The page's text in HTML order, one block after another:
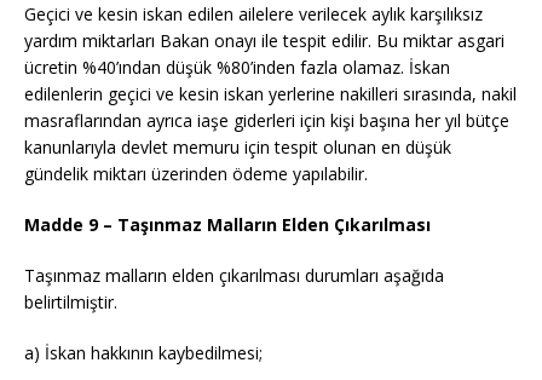
Geçici ve kesin iskan edilen ailelere verilecek aylık karşılıksız
yardım miktarları Bakan onayı ile tespit edilir. Bu miktar asgari
ücretin %40’ından düşük %80’inden fazla olamaz. İskan
edilenlerin geçici ve kesin iskan yerlerine nakilleri sırasında, nakil
masraflarından ayrıca iaşe giderleri için kişi başına her yıl bütçe
kanunlarıyla devlet memuru için tespit olunan en düşük
gündelik miktarı üzerinden ödeme yapılabilir.
Madde 9 – Taşınmaz Malların Elden Çıkarılması
Taşınmaz malların elden çıkarılması durumları aşağıda
belirtilmiştir.
a) İskan hakkının kaybedilmesi;